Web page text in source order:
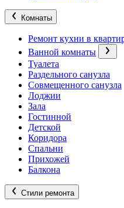
Комнаты
Ремонт кухни в
Ванной комнаты
Туалета
Раздельного санузла
Совмещенного санузла
Лоджии
Зала
Гостинной
Детской
Коридора
Спальни
Прихожей
Балкона
Стили ремонта